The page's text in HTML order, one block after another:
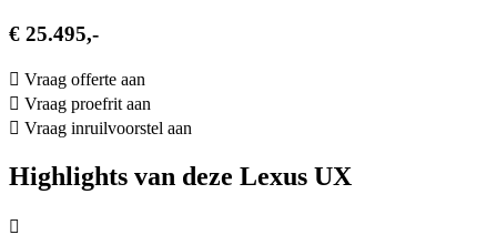
€ 25.495,-
Vraag offerte aan
Vraag proefrit aan
Vraag inruilvoorstel aan
Highlights van deze Lexus UX